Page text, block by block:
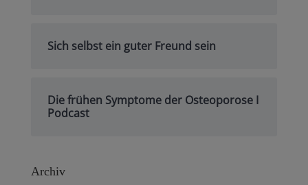
Sich selbst ein guter Freund sein
Die frühen Symptome der Osteoporose I
Podcast
Archiv